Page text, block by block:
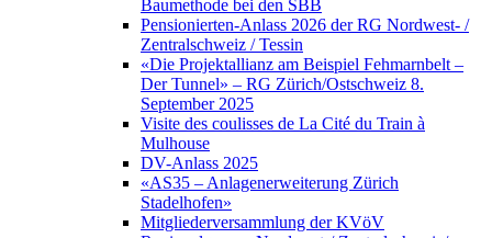
Baumethode bei den SBB
Pensionierten-Anlass 2026 der RG Nordwest- /
Zentralschweiz / Tessin
«Die Projektallianz am Beispiel Fehmarnbelt –
Der Tunnel» – RG Zürich/Ostschweiz 8.
September 2025
Visite des coulisses de La Cité du Train à
Mulhouse
DV-Anlass 2025
«AS35 – Anlagenerweiterung Zürich
Stadelhofen»
Mitgliederversammlung der KVöV